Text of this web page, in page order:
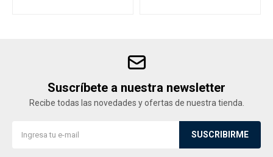
Suscríbete a nuestra newsletter
Recibe todas las novedades y ofertas de nuestra tienda.
SUSCRIBIRME